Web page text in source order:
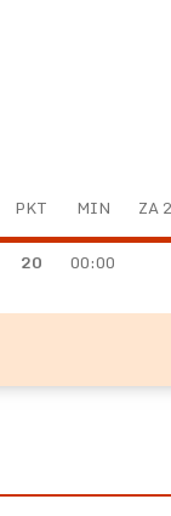
PKT MIN ZA 2
20 00:00